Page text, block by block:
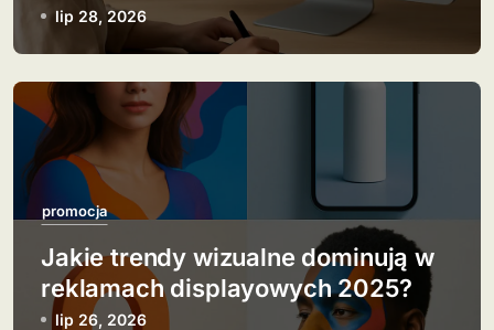
p
i
u
reklamowych?
lip 28, 2026
promocja
Jakie trendy wizualne dominują w
reklamach displayowych 2025?
lip 26, 2026